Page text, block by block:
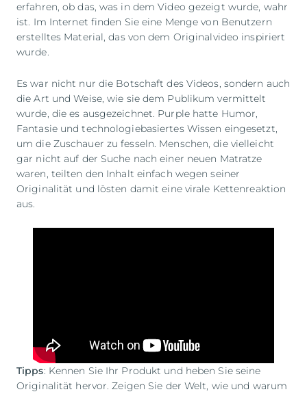
erfahren, ob das, was in dem Video gezeigt wurde, wahr
ist. Im Internet finden Sie eine Menge von Benutzern
erstelltes Material, das von dem Originalvideo inspiriert
wurde.
Es war nicht nur die Botschaft des Videos, sondern auch
die Art und Weise, wie sie dem Publikum vermittelt
wurde, die es ausgezeichnet. Purple hatte Humor,
Fantasie und technologiebasiertes Wissen eingesetzt,
um die Zuschauer zu fesseln. Menschen, die vielleicht
gar nicht auf der Suche nach einer neuen Matratze
waren, teilten den Inhalt einfach wegen seiner
Originalität und lösten damit eine virale Kettenreaktion
aus.
Tipps: Kennen Sie Ihr Produkt und heben Sie seine
Originalität hervor. Zeigen Sie der Welt, wie und warum